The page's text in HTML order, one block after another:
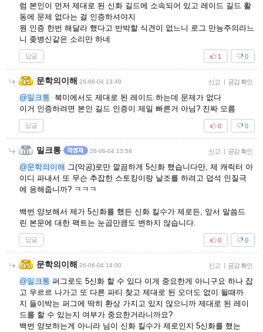
럼 본인이 먼저 제대로 된 신화 길드에 소속되어 있고 레이드 길드 활
동에 문제 없다는 걸 인증하셔야지
뭔 인증 한번 해달라 했다고 반박할 식견이 없느니 로그 만능주의라느
니 좆병신같은 소리만 하네
답글 0
1
문학의이해 26-06-04 13:49 신고 | 공감 확인
@밀크통 북미에서도 제대로 된 레이드 하는데 문제가 없다
이거 인증하려면 본인 길드 인증이 제일 빠른거 아님? 진짜 모름
답글 0
0
밀크통 26-06-04 13:58 신고 | 공감 확인
@문학의이해 그(막공)로만 깔끔하게 5신화 했습니다만, 제 캐릭터 아
이디 파내서 또 무슨 추잡한 스토킹이랑 날조를 하려고 덥석 인질극
에 응해줍니까? ㅋㅋㅋ
백번 양보해서 제가 5신화를 했든 신화 킬수가 제로든, 앞서 말씀드
린 본문에 대한 팩트는 눈곱만큼도 변하지 않습니다.
답글 0
0
문학의이해 26-06-04 14:00 신고 | 공감 확인
@밀크통 퍼그로도 5신화 할 수 있다 이게 중요한게 아니구요 하나 잡
고 우르르 나가고 또 다른 파티 찾고 제대로 된 오더도 없이 될때까
지 들이박는 퍼그에 딱히 환상 가지고 있지 않으니까 제대로 된 레이
드를 할 수 있는지 여부가 중요한거라니까요?
백번 양보하는게 아니라 님이 신화 킬수가 제로인지 5신화를 했는